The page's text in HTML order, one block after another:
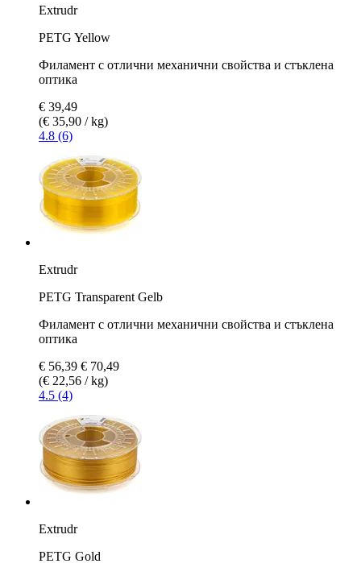
Extrudr
PETG Yellow
Филамент с отлични механични свойства и стъклена
оптика
€ 39,49
(€ 35,90 / kg)
4.8 (6)
Extrudr
PETG Transparent Gelb
Филамент с отлични механични свойства и стъклена
оптика
€ 56,39 € 70,49
(€ 22,56 / kg)
4.5 (4)
Extrudr
PETG Gold